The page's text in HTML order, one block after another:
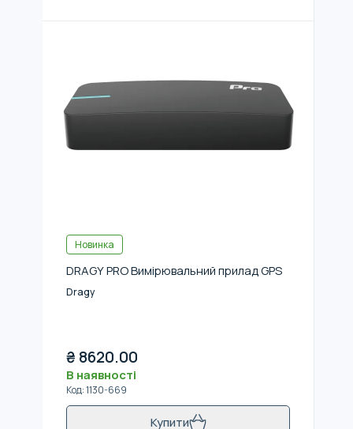
Новинка
DRAGY PRO Вимірювальний прилад GPS
Dragy
₴ 8620.00
В наявності
Код:1130-669
Купити